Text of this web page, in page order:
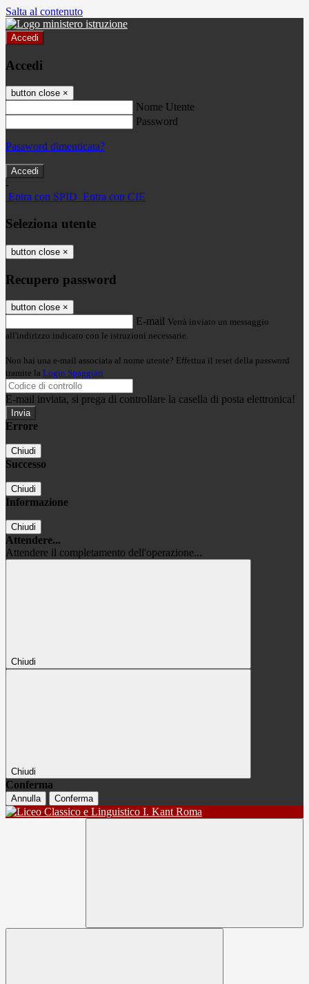
Salta al contenuto
Accedi
Accedi
button close ×
Nome Utente
Password
Password dimenticata?
-
Entra con SPID Entra con CIE
Seleziona utente
button close ×
Recupero password
button close ×
E-mail Verrà inviato un messaggio
all'indirizzo indicato con le istruzioni necessarie.
Non hai una e-mail associata al nome utente? Effettua il reset della password
tramite la Login Spaggiari
E-mail inviata, si prega di controllare la casella di posta elettronica!
Errore
Chiudi
Successo
Chiudi
Informazione
Chiudi
Attendere...
Attendere il completamento dell'operazione...
Chiudi
Chiudi
Conferma
Annulla Conferma